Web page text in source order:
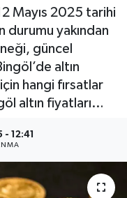
Mayıs 2025 tarihi
durumu yakından
güncel
altın
hangi fırsatlar
altın fiyatları…
- 12:41